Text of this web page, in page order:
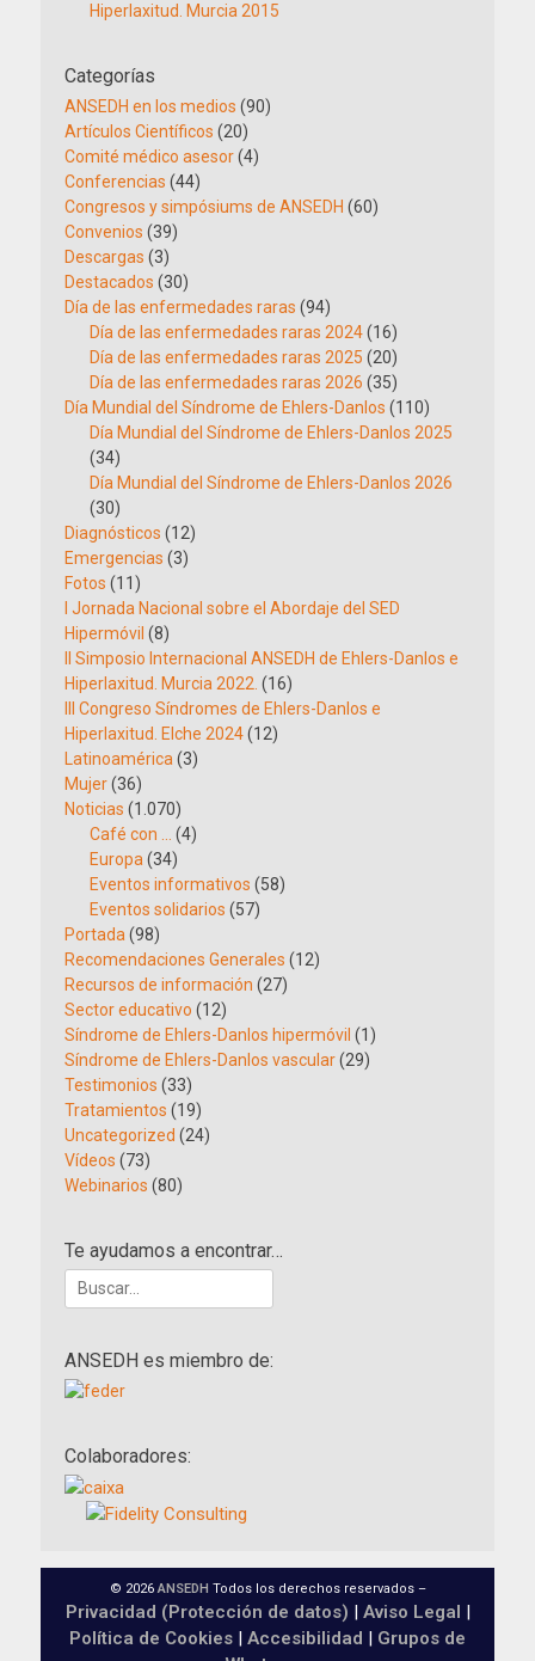
Hiperlaxitud. Murcia 2015
Categorías
ANSEDH en los medios (90)
Artículos Científicos (20)
Comité médico asesor(4)
Conferencias (44)
Congresos y simpósiums de ANSEDH (60)
Convenios (39)
Descargas (3)
Destacados (30)
Día de las enfermedades raras (94)
Día de las enfermedades raras 2024(16)
Día de las enfermedades raras 2025 (20)
Día de las enfermedades raras 2026 (35)
Día Mundial del Síndrome de Ehlers-Danlos (110)
Día Mundial del Síndrome de Ehlers-Danlos 2025
(34)
Día Mundial del Síndrome de Ehlers-Danlos 2026
(30)
Diagnósticos (12)
Emergencias (3)
Fotos (11)
I Jornada Nacional sobre el Abordaje del SED
Hipermóvil (8)
II Simposio Internacional ANSEDH de Ehlers-Danlos e
Hiperlaxitud. Murcia 2022. (16)
III Congreso Síndromes de Ehlers-Danlos e
Hiperlaxitud. Elche 2024(12)
Latinoamérica (3)
Mujer(36)
Noticias (1.070)
Café con …
(4)
Europa (34)
Eventos informativos (58)
Eventos solidarios (57)
Portada (98)
Recomendaciones Generales (12)
Recursos de información (27)
Sector educativo (12)
Síndrome de Ehlers-Danlos hipermóvil (1)
Síndrome de Ehlers-Danlos vascular(29)
Testimonios (33)
Tratamientos (19)
Uncategorized (24)
Vídeos (73)
Webinarios (80)
Te ayudamos a encontrar…
Buscar:
ANSEDH es miembro de:
Colaboradores:
© 2026ANSEDH Todos los derechos reservados –
Privacidad (Protección de datos) | Aviso Legal |
Política de Cookies | Accesibilidad | Grupos de